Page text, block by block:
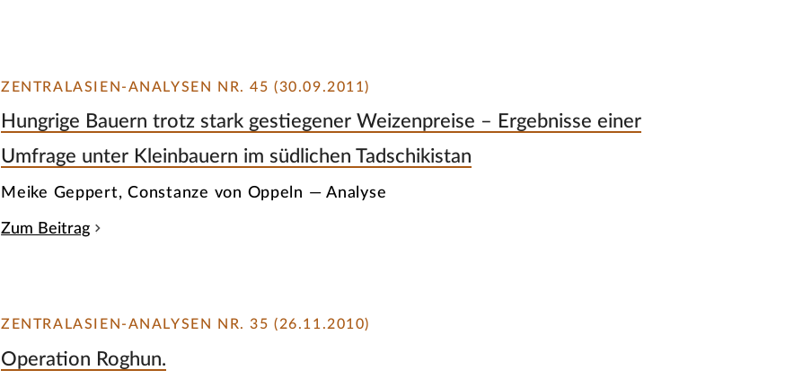
ZENTRALASIEN-ANALYSEN NR. 45 (30.09.2011)
Hungrige Bauern trotz stark gestiegener Weizenpreise – Ergebnisse einer
Umfrage unter Kleinbauern im südlichen Tadschikistan
Meike Geppert, Constanze von Oppeln — Analyse
Zum Beitrag
ZENTRALASIEN-ANALYSEN NR. 35 (26.11.2010)
Operation Roghun.